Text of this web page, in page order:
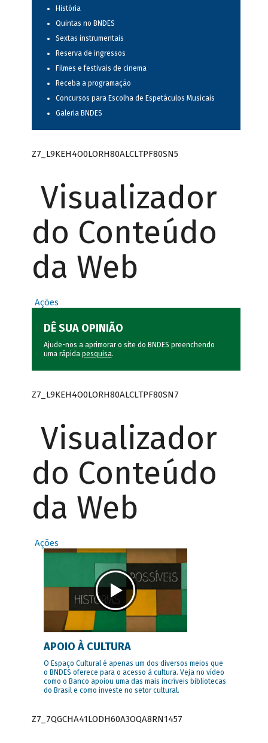
História
Quintas no BNDES
Sextas instrumentais
Reserva de ingressos
Filmes e festivais de cinema
Receba a programação
Concursos para Escolha de Espetáculos Musicais
Galeria BNDES
Z7_L9KEH4O0LORH80ALCLTPF80SN5
Visualizador
do Conteúdo
da Web
Ações
DÊ SUA OPINIÃO
Ajude-nos a aprimorar o site do BNDES preenchendo
uma rápida pesquisa.
Z7_L9KEH4O0LORH80ALCLTPF80SN7
Visualizador
do Conteúdo
da Web
Ações
APOIO À CULTURA
O Espaço Cultural é apenas um dos diversos meios que
o BNDES oferece para o acesso à cultura. Veja no vídeo
como o Banco apoiou uma das mais incríveis bibliotecas
do Brasil e como investe no setor cultural.
Z7_7QGCHA41LODH60A3OQA8RN1457